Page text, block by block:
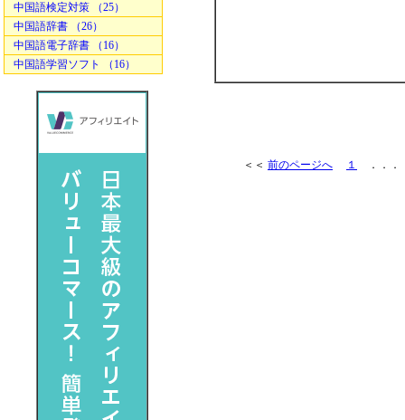
中国語検定対策 （25）
中国語辞書 （26）
中国語電子辞書 （16）
中国語学習ソフト （16）
＜＜ 前のページへ １ ．．